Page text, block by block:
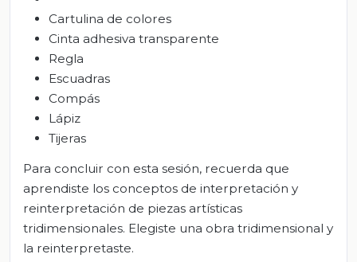
Cartulina de colores
Cinta adhesiva transparente
Regla
Escuadras
Compás
Lápiz
Tijeras
Para concluir con esta sesión, recuerda que
aprendiste los conceptos de interpretación y
reinterpretación de piezas artísticas
tridimensionales. Elegiste una obra tridimensional y
la reinterpretaste.